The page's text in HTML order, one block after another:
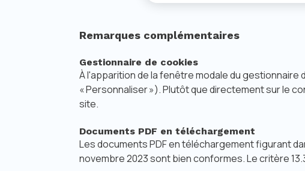
Remarques complémentaires
Gestionnaire de cookies
À l'apparition de la fenêtre modale du
« Personnaliser »). Plutôt que directement sur le
site.
Documents PDF en téléchargement
Les documents PDF en téléchargement figurant
novembre 2023 sont bien conformes. Le critère